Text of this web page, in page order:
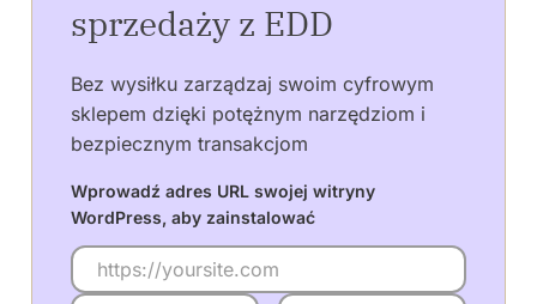
sprzedaży z EDD
Bez wysiłku zarządzaj swoim cyfrowym
sklepem dzięki potężnym narzędziom i
bezpiecznym transakcjom
Wprowadź adres URL swojej witryny
WordPress, aby zainstalować